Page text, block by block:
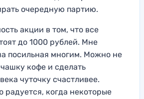
очередную партию.
акции в том, что все
до 1000 рублей. Мне
посильная многим. Можно не
кофе и сделать
чуточку счастливее.
радуется, когда некоторые